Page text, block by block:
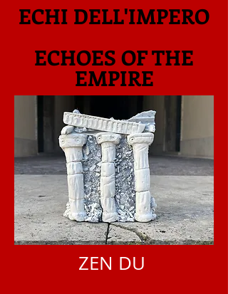
ECHI DELL'IMPERO
ECHOES OF THE
EMPIRE
ZEN DU